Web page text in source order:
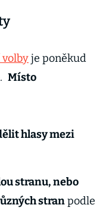
je poněkud
Místo
hlasy mezi
stranu, nebo
stranpodle